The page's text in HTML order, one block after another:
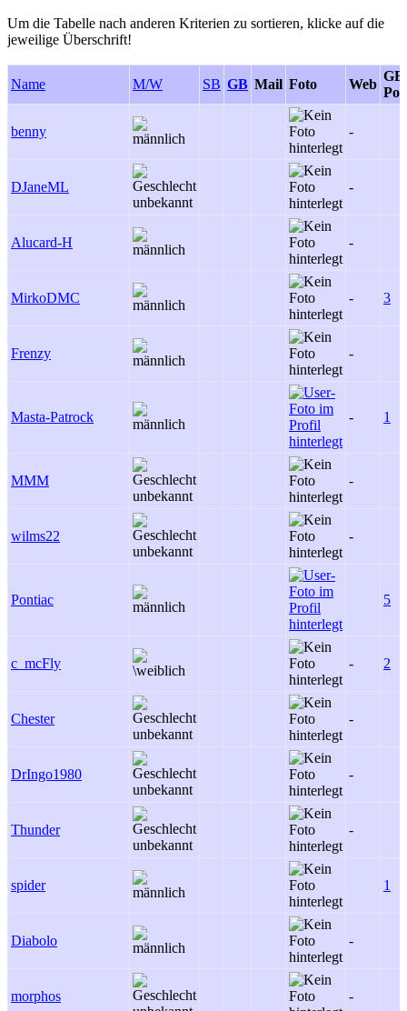
Um die Tabelle nach anderen Kriterien zu sortieren, klicke auf die
jeweilige Überschrift!
Name M/W SB GB Mail Foto Web
benny -
DJaneML -
Alucard-H -
MirkoDMC - 3
Frenzy -
Masta-Patrock - 1
MMM -
wilms22 -
Pontiac 5
c_mcFly - 2
Chester -
DrIngo1980 -
Thunder -
spider 1
Diabolo -
morphos -